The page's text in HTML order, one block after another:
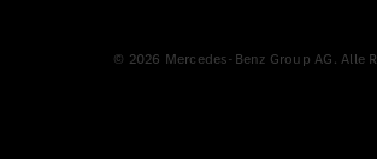
© 2026 Mercedes-Benz Group AG. Alle